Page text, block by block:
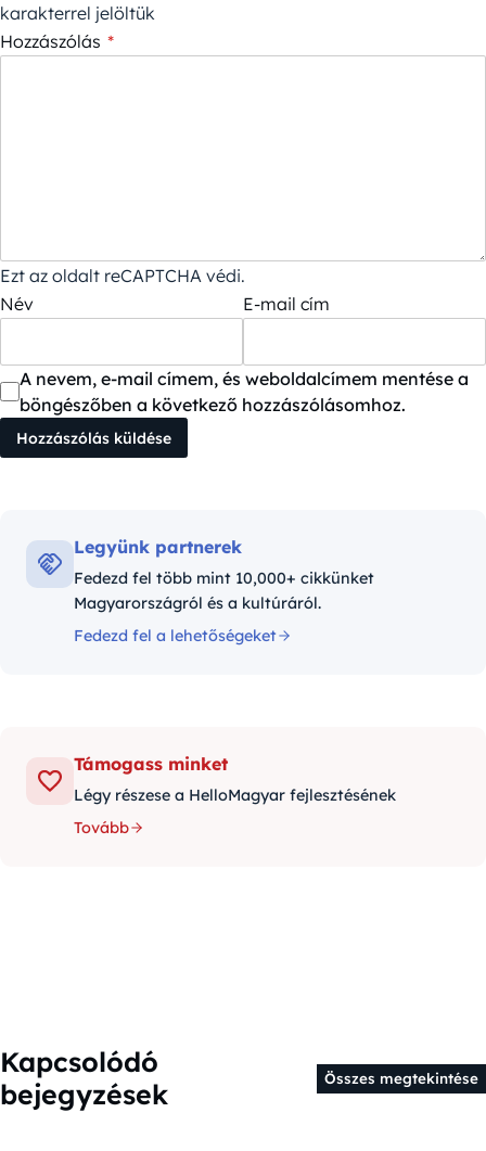
karakterrel jelöltük
Hozzászólás *
Ezt az oldalt reCAPTCHA védi.
Név
E-mail cím
A nevem, e-mail címem, és weboldalcímem mentése a
böngészőben a következő hozzászólásomhoz.
Legyünk partnerek
Fedezd fel több mint 10,000+ cikkünket
Magyarországról és a kultúráról.
Fedezd fel a lehetőségeket
Támogass minket
Légy részese a HelloMagyar fejlesztésének
Tovább
Kapcsolódó
bejegyzések
Összes megtekintése